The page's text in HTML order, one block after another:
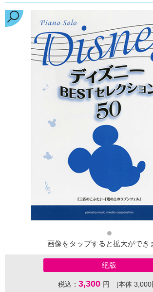
画像をタップすると拡大ができ
絶版
税込： 3,300 円 [本体 3,000